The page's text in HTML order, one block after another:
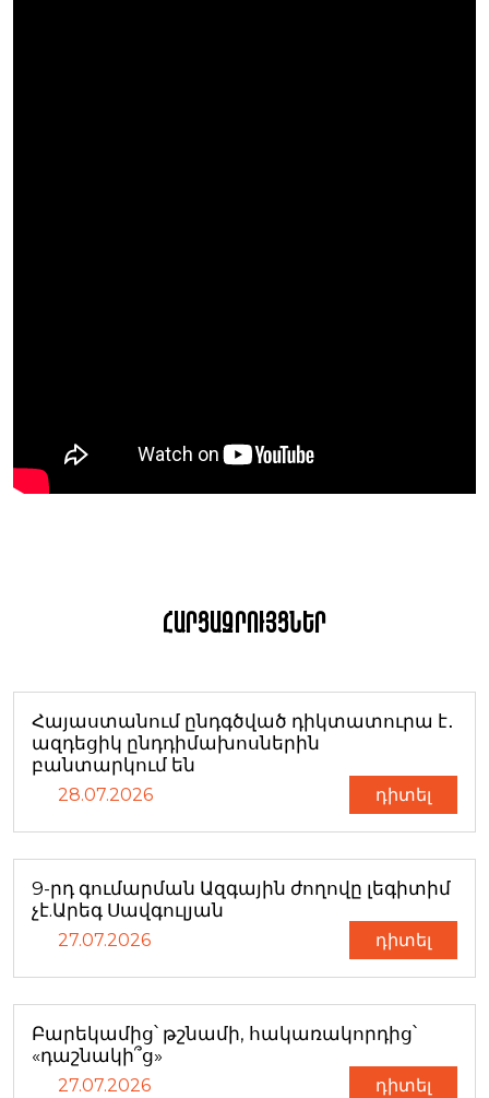
Հարցազրույցներ
Հայաստանում ընդգծված դիկտատուրա է․
ազդեցիկ ընդդիմախոսներին
բանտարկում են
28.07.2026 դիտել
9-րդ գումարման Ազգային ժողովը լեգիտիմ
չէ.Արեգ Սավգուլյան
27.07.2026 դիտել
Բարեկամից՝ թշնամի, հակառակորդից՝
«դաշնակի՞ց»
27.07.2026 դիտել